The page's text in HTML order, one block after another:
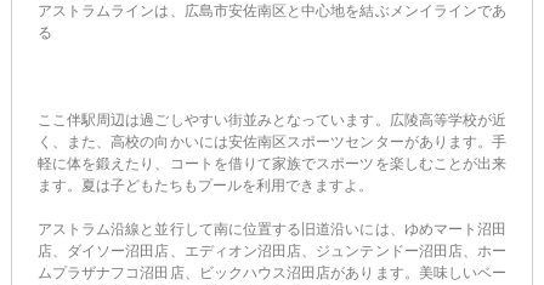
アストラムラインは、広島市安佐南区と中心地を結ぶメンイラインであ
る
ここ伴駅周辺は過ごしやすい街並みとなっています。広陵高等学校が近
く、また、高校の向かいには安佐南区スポーツセンターがあります。手
軽に体を鍛えたり、コートを借りて家族でスポーツを楽しむことが出来
ます。夏は子どもたちもプールを利用できますよ。
アストラム沿線と並行して南に位置する旧道沿いには、ゆめマート沼田
店、ダイソー沼田店、エディオン沼田店、ジュンテンドー沼田店、ホー
ムプラザナフコ沼田店、ビックハウス沼田店があります。美味しいベー